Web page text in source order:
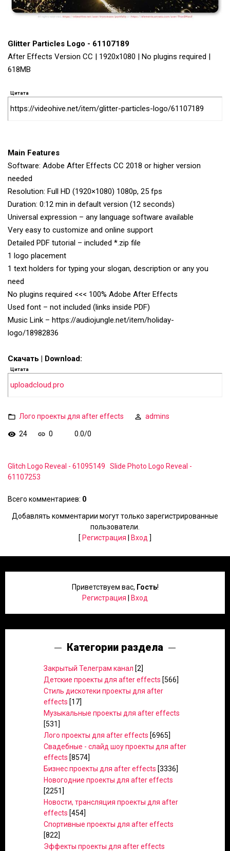
Glitter Particles Logo - 61107189
After Effects Version CC | 1920x1080 | No plugins required |
618MB
Цитата
https://videohive.net/item/glitter-particles-logo/61107189
Main Features
Software: Adobe After Effects CC 2018 or higher version
needed
Resolution: Full HD (1920×1080) 1080p, 25 fps
Duration: 0:12 min in default version (12 seconds)
Universal expression – any language software available
Very easy to customize and online support
Detailed PDF tutorial – included *.zip file
1 logo placement
1 text holders for typing your slogan, description or any you
need
No plugins required <<< 100% Adobe After Effects
Used font – not included (links inside PDF)
Music Link – https://audiojungle.net/item/holiday-
logo/18982836
Скачать | Download:
Цитата
uploadcloud.pro
Лого проекты для after effects admins
24 0 0.0/0
Glitch Logo Reveal - 61095149
Slide Photo Logo Reveal -
61107253
Всего комментариев: 0
Добавлять комментарии могут только зарегистрированные
пользователи.
[ Регистрация Вход ]
Приветствуем вас, Гость!
Регистрация
Вход
Категории раздела
Закрытый Телеграм канал [2]
Детские проекты для after effects [566]
Стиль дискотеки проекты для after
effects [17]
Музыкальные проекты для after effects
[531]
Лого проекты для after effects [6965]
Свадебные - слайд шоу проекты для after
effects [8574]
Бизнес проекты для after effects [3336]
Новогодние проекты для after effects
[2251]
Новости, трансляция проекты для after
effects [454]
Спортивные проекты для after effects
[822]
Эффекты проекты для after effects